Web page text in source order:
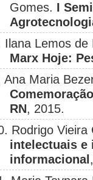
Gomes. I
Ilana Lemos
Marx Hoje:
Ana Maria
RN, 2015.
Rodrigo
intelectuais e
informacional